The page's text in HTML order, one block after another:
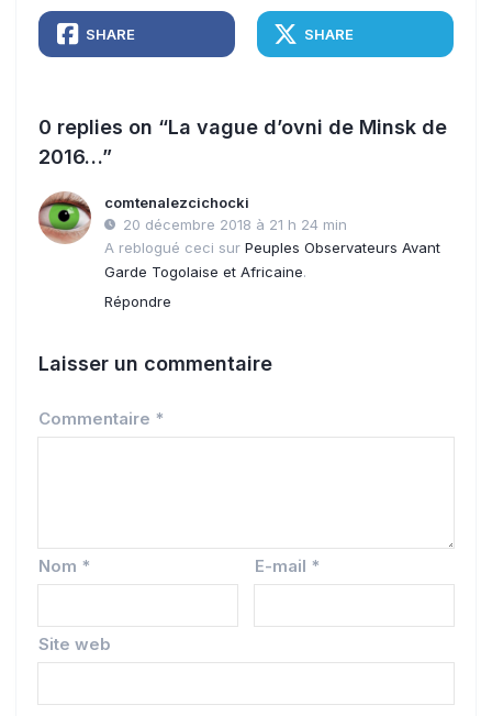
SHARE SHARE
0 replies on “La vague d’ovni de Minsk de
2016…”
comtenalezcichocki
20 décembre 2018 à 21 h 24 min
A reblogué ceci sur Peuples Observateurs Avant
Garde Togolaise et Africaine.
Répondre
Laisser un commentaire
Commentaire *
Nom * E-mail *
Site web